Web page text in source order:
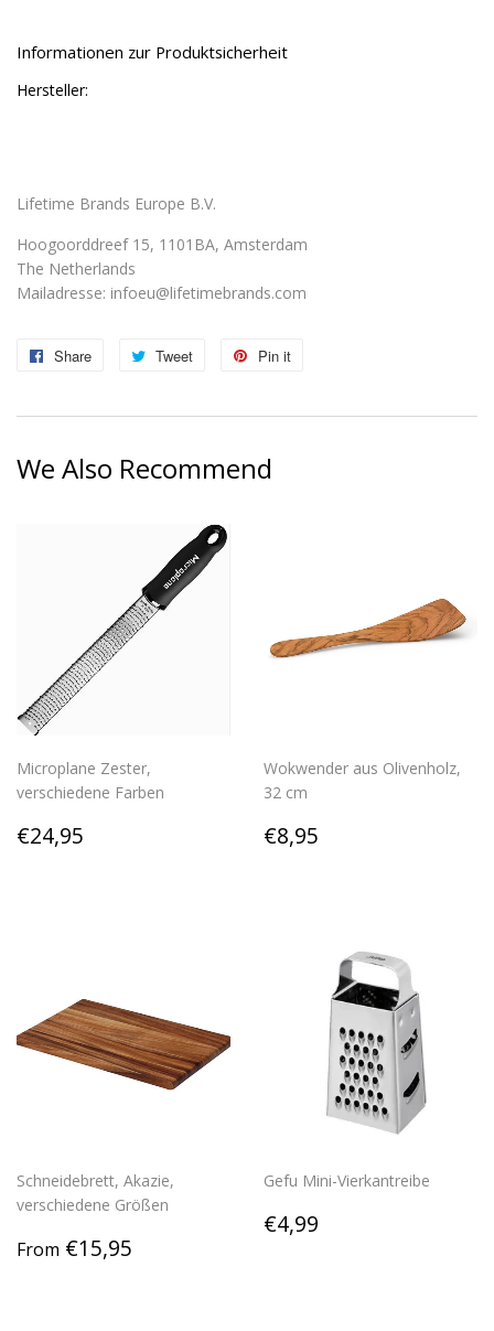
Informationen zur Produktsicherheit
Hersteller:
Lifetime Brands Europe B.V.
Hoogoorddreef 15, 1101BA, Amsterdam
The Netherlands
Mailadresse: infoeu@lifetimebrands.com
Share
Share
Facebook
Tweet
Tweet
Twitter
Pin it
Pinterest
We Also Recommend
Microplane Zester,
verschiedene Farben
Regular
price
€24,95
Wokwender aus Olivenholz,
32 cm
Regular
price
€8,95
Schneidebrett, Akazie,
verschiedene Größen
Regular
From €15,95
Gefu Mini-Vierkantreibe
Regular
price
€4,99